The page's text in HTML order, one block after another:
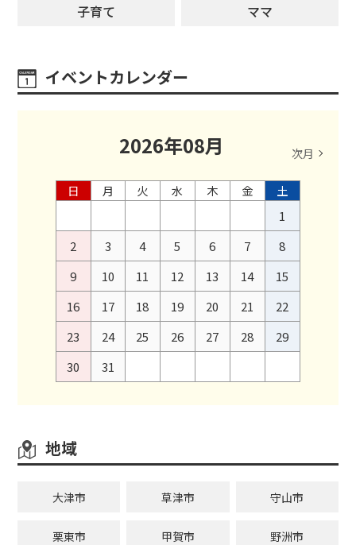
子育て
ママ
イベントカレンダー
2026年08月 次月
日 月 火 水 木 金
土
1
2
3 4 5 6 7
8
9
10 11 12 13 14
15
16
17 18 19 20 21
22
23
24 25 26 27 28
29
30
31
地域
大津市 草津市 守山市
栗東市 甲賀市 野洲市